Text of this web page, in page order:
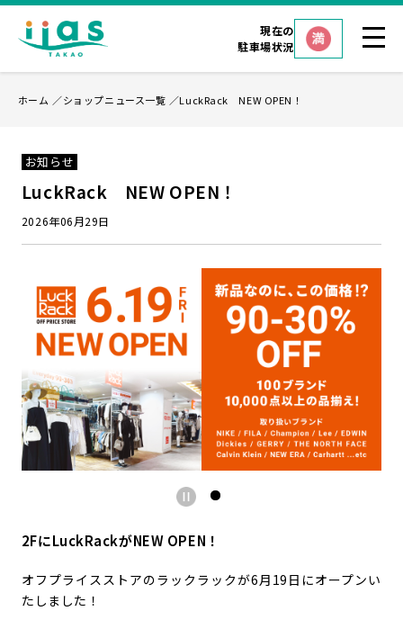
現在の
駐車場状況
ホーム ショップニュース一覧 LuckRack NEW OPEN！
お知らせ
LuckRack NEW OPEN！
2026年06月29日
2FにLuckRackがNEW OPEN！
オフプライスストアのラックラックが6月19日にオープンい
たしました！